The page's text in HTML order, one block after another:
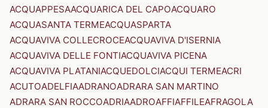
ACQUAPPESAACQUARICA DEL CAPOACQUARO
ACQUASANTA TERMEACQUASPARTA
ACQUAVIVA COLLECROCEACQUAVIVA D'ISERNIA
ACQUAVIVA DELLE FONTIACQUAVIVA PICENA
ACQUAVIVA PLATANIACQUEDOLCIACQUI TERMEACRI
ACUTOADELFIAADRANOADRARA SAN MARTINO
ADRARA SAN ROCCOADRIAADROAFFIAFFILEAFRAGOLA